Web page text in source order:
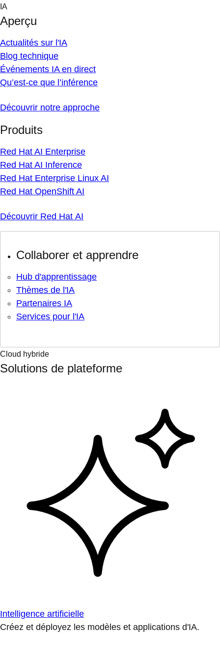
Skip
content
IA
Aperçu
Actualités sur l'IA
Blog technique
Événements IA en direct
Qu’est-ce que l’inférence
Découvrir notre approche
Produits
Red Hat AI Enterprise
Red Hat AI Inference
Red Hat Enterprise Linux AI
Red Hat OpenShift AI
Découvrir Red Hat AI
Collaborer et apprendre
Hub d'apprentissage
Thèmes de l'IA
Partenaires IA
Services pour l'IA
Cloud hybride
Solutions de plateforme
Intelligence artificielle
Créez et déployez les modèles et applications d'IA.